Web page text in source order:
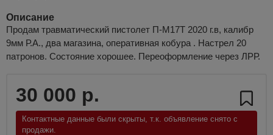
Описание
Продам травматический пистолет П-М17Т 2020 г.в, калибр
9мм Р.А., два магазина, оперативная кобура . Настрел 20
патронов. Состояние хорошее. Переоформление через ЛРР.
30 000 р.
Контактные данные были скрыты, т.к. объявление снято с
продажи.